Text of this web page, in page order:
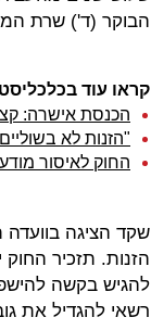
הבוקר (ד') שרת
קראו עוד
הכנסת אישרה:
"הזנות לא
החוק לאיסור
שקד הציגה
הזנות. תזכיר
להגיש בקשה
רשאי להגדיל את גובה